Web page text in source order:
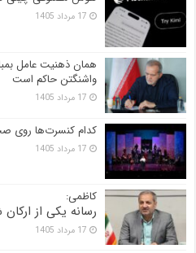
17 مرداد 1405
همان ذهنیت عامل
واشنگتن حاکم است
17 مرداد 1405
کدام کنسرت‌ها روی
17 مرداد 1405
کاظمی:
رسانه یکی از
17 مرداد 1405